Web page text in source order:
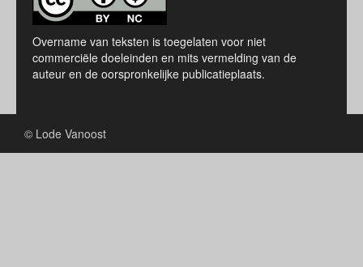
Overname van teksten is toegelaten voor niet
commerciële doeleinden en mits vermelding van de
auteur en de oorspronkelijke publicatieplaats.
© Lode Vanoost